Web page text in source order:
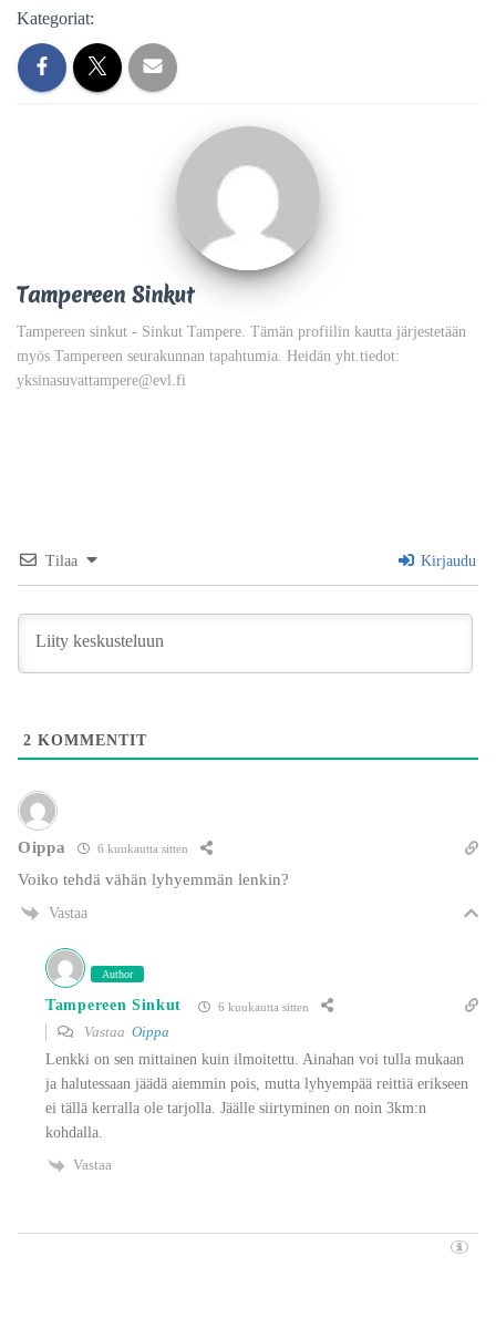
Kategoriat:
Tampereen Sinkut
Tampereen sinkut - Sinkut Tampere. Tämän profiilin kautta järjestetään
myös Tampereen seurakunnan tapahtumia. Heidän yht.tiedot:
yksinasuvattampere@evl.fi
Tilaa Kirjaudu
2 KOMMENTIT
Oippa 6 kuukautta sitten
Voiko tehdä vähän lyhyemmän lenkin?
Vastaa
Author
Tampereen Sinkut 6 kuukautta sitten
Vastaa Oippa
Lenkki on sen mittainen kuin ilmoitettu. Ainahan voi tulla mukaan
ja halutessaan jäädä aiemmin pois, mutta lyhyempää reittiä erikseen
ei tällä kerralla ole tarjolla. Jäälle siirtyminen on noin 3km:n
kohdalla.
Vastaa